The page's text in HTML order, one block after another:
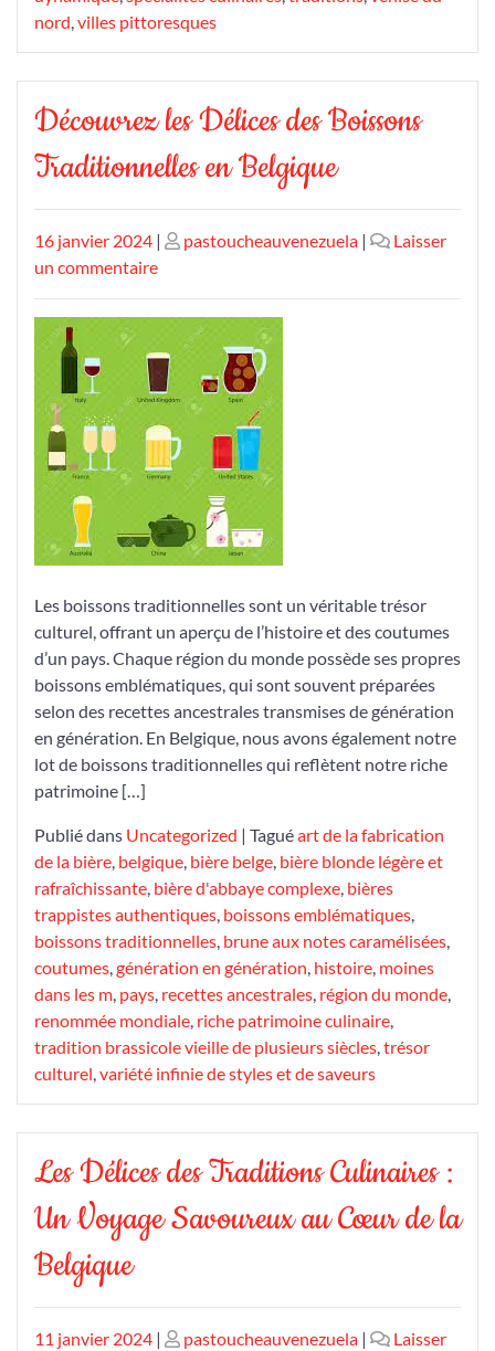
nord,villes pittoresques
Découvrez les Délices des Boissons
Traditionnelles en Belgique
Publié
le
16 janvier 2024 | Publié
pastoucheauvenezuela |
Laisser
un commentairesur
les
Délices
des
Boissons
Traditionnelles
en
Belgique
Les boissons traditionnelles sont un véritable trésor
culturel, offrant un aperçu de l’histoire et des coutumes
d’un pays. Chaque région du monde possède ses propres
boissons emblématiques, qui sont souvent préparées
selon des recettes ancestrales transmises de génération
en génération. En Belgique, nous avons également notre
lot de boissons traditionnelles qui reflètent notre riche
patrimoine […]
Publié dans Uncategorized | Taguéart de la fabrication
de la bière, belgique, bière belge, bière blonde légère et
rafraîchissante, bière d'abbaye complexe, bières
trappistes authentiques, boissons emblématiques,
boissons traditionnelles, brune aux notes caramélisées,
coutumes,génération en génération, histoire, moines
dans les m, pays, recettes ancestrales, région du monde,
renommée mondiale, riche patrimoine culinaire,
tradition brassicole vieille de plusieurs siècles,trésor
culturel,variété infinie de styles et de saveurs
Les Délices des Traditions Culinaires :
Un Voyage Savoureux au Cœur de la
Belgique
Publié
11 janvier 2024 | Publié
pastoucheauvenezuela |
Laisser